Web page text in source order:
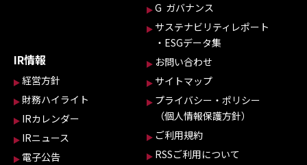
G ガバナンス
サステナビリティレポート
・ESGデータ集
IR情報
経営方針
財務ハイライト
IRカレンダー
IRニュース
電子公告
お問い合わせ
サイトマップ
プライバシー・ポリシー
（個人情報保護方針）
ご利用規約
RSSご利用について